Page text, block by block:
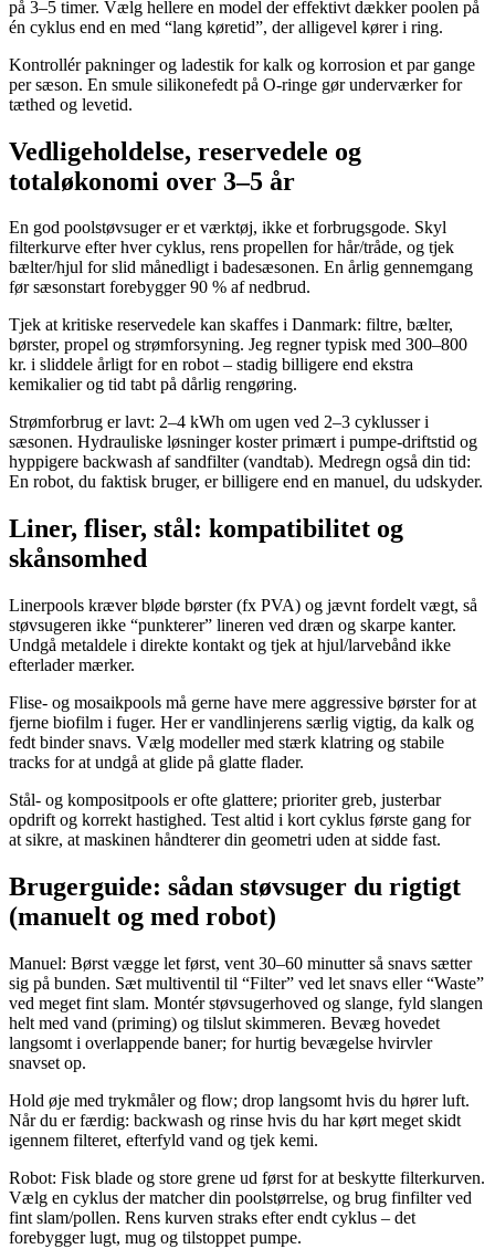
på 3–5 timer. Vælg hellere en model der effektivt dækker poolen på
én cyklus end en med “lang køretid”, der alligevel kører i ring.
Kontrollér pakninger og ladestik for kalk og korrosion et par gange
per sæson. En smule silikonefedt på O-ringe gør underværker for
tæthed og levetid.
Vedligeholdelse, reservedele og
totaløkonomi over 3–5 år
En god poolstøvsuger er et værktøj, ikke et forbrugsgode. Skyl
filterkurve efter hver cyklus, rens propellen for hår/tråde, og tjek
bælter/hjul for slid månedligt i badesæsonen. En årlig gennemgang
før sæsonstart forebygger 90 % af nedbrud.
Tjek at kritiske reservedele kan skaffes i Danmark: filtre, bælter,
børster, propel og strømforsyning. Jeg regner typisk med 300–800
kr. i sliddele årligt for en robot – stadig billigere end ekstra
kemikalier og tid tabt på dårlig rengøring.
Strømforbrug er lavt: 2–4 kWh om ugen ved 2–3 cyklusser i
sæsonen. Hydrauliske løsninger koster primært i pumpe-driftstid og
hyppigere backwash af sandfilter (vandtab). Medregn også din tid:
En robot, du faktisk bruger, er billigere end en manuel, du udskyder.
Liner, fliser, stål: kompatibilitet og
skånsomhed
Linerpools kræver bløde børster (fx PVA) og jævnt fordelt vægt, så
støvsugeren ikke “punkterer” lineren ved dræn og skarpe kanter.
Undgå metaldele i direkte kontakt og tjek at hjul/larvebånd ikke
efterlader mærker.
Flise- og mosaikpools må gerne have mere aggressive børster for at
fjerne biofilm i fuger. Her er vandlinjerens særlig vigtig, da kalk og
fedt binder snavs. Vælg modeller med stærk klatring og stabile
tracks for at undgå at glide på glatte flader.
Stål- og kompositpools er ofte glattere; prioriter greb, justerbar
opdrift og korrekt hastighed. Test altid i kort cyklus første gang for
at sikre, at maskinen håndterer din geometri uden at sidde fast.
Brugerguide: sådan støvsuger du rigtigt
(manuelt og med robot)
Manuel: Børst vægge let først, vent 30–60 minutter så snavs sætter
sig på bunden. Sæt multiventil til “Filter” ved let snavs eller “Waste”
ved meget fint slam. Montér støvsugerhoved og slange, fyld slangen
helt med vand (priming) og tilslut skimmeren. Bevæg hovedet
langsomt i overlappende baner; for hurtig bevægelse hvirvler
snavset op.
Hold øje med trykmåler og flow; drop langsomt hvis du hører luft.
Når du er færdig: backwash og rinse hvis du har kørt meget skidt
igennem filteret, efterfyld vand og tjek kemi.
Robot: Fisk blade og store grene ud først for at beskytte filterkurven.
Vælg en cyklus der matcher din poolstørrelse, og brug finfilter ved
fint slam/pollen. Rens kurven straks efter endt cyklus – det
forebygger lugt, mug og tilstoppet pumpe.